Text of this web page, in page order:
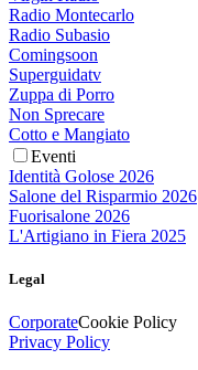
Radio Montecarlo
Radio Subasio
Comingsoon
Superguidatv
Zuppa di Porro
Non Sprecare
Cotto e Mangiato
Eventi
Identità Golose 2026
Salone del Risparmio 2026
Fuorisalone 2026
L'Artigiano in Fiera 2025
Legal
CorporateCookie Policy
Privacy Policy